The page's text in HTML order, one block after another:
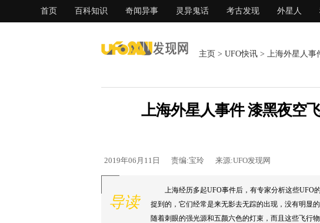
首页 百科知识 奇闻异事 灵异鬼话 考古发现 外星人
主页 > UFO快讯 > 上海外星人事
上海外星人事件 漆黑夜空
2019年06月11日 责编:宝玲 来源:UFO发现网
导读
上海经历多起UFO事件后，有专家分析这些UFO
捉到的，它们经常是来无影去无踪的出现，没有明显
随着刺眼的强光源和五颜六色的灯束，而且这些飞行